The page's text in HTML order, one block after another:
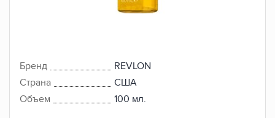
Бренд
REVLON
Страна
США
Объем
100 мл.